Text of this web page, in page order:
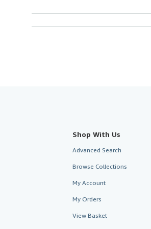
Shop With Us
Advanced Search
Browse Collections
My Account
My Orders
View Basket